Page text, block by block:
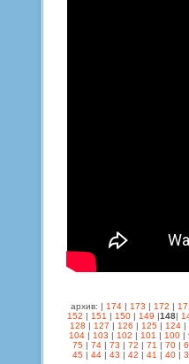
архив: | 174 | 173 | 172 |
152 | 151 | 150 | 149 |148|
128 | 127 | 126 | 125 | 124 |
104 | 103 | 102 | 101 | 100 |
75 |74 |73 |72 |71 |70 |
45 |44 |43 |42 |41 |40 |